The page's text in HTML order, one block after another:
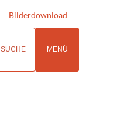
Bilderdownload
SUCHE MENÜ